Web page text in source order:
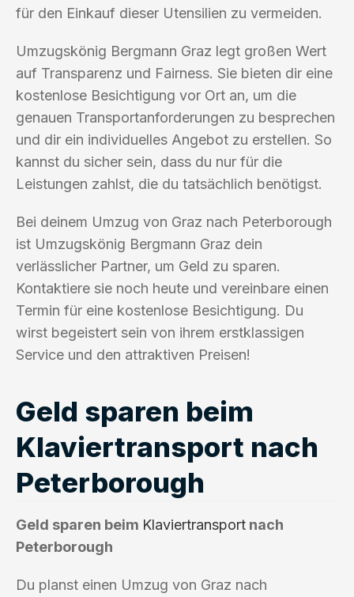
für den Einkauf dieser Utensilien zu vermeiden.
Umzugskönig Bergmann Graz legt großen Wert
auf Transparenz und Fairness. Sie bieten dir eine
kostenlose Besichtigung vor Ort an, um die
genauen Transportanforderungen zu besprechen
und dir ein individuelles Angebot zu erstellen. So
kannst du sicher sein, dass du nur für die
Leistungen zahlst, die du tatsächlich benötigst.
Bei deinem Umzug von Graz nach Peterborough
ist Umzugskönig Bergmann Graz dein
verlässlicher Partner, um Geld zu sparen.
Kontaktiere sie noch heute und vereinbare einen
Termin für eine kostenlose Besichtigung. Du
wirst begeistert sein von ihrem erstklassigen
Service und den attraktiven Preisen!
Geld sparen beim
Klaviertransport nach
Peterborough
Geld sparen beim Klaviertransport nach
Peterborough
Du planst einen Umzug von Graz nach